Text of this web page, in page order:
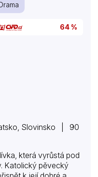
64 %
Slovinsko | 90
která vyrůstá pod
Katolický pěvecký